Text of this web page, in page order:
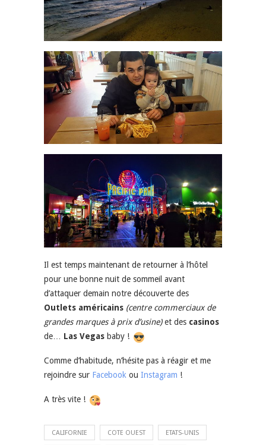
Il est temps maintenant de retourner à l’hôtel
pour une bonne nuit de sommeil avant
d’attaquer demain notre découverte des
Outlets américains (centre commerciaux de
grandes marques à prix d’usine)et des casinos
de… Las Vegas baby !
Comme d’habitude, n’hésite pas à réagir et me
rejoindre sur Facebook ou Instagram !
A très vite !
CALIFORNIE COTE OUEST ETATS-UNIS